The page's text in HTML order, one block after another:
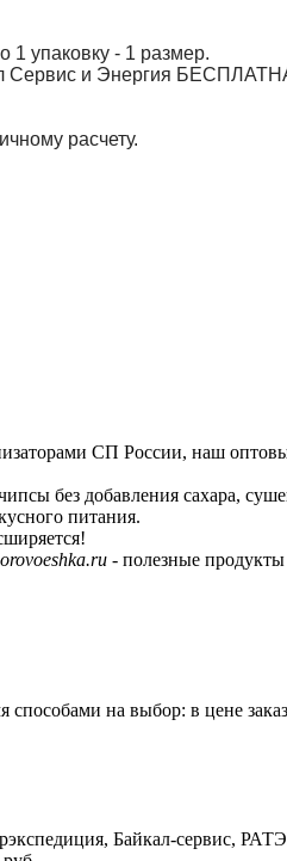
1 упаковку - 1 размер.
Сервис и Энергия
расчету.
СП России, наш
без добавления сахара,
питания.
- полезные
на выбор: в цене
Байкал-сервис,